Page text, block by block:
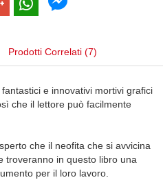
Prodotti Correlati (7)
e innovativi mortivi grafici
che il lettore può facilmente
che il neofita che si avvicina
troveranno in questo libro una
per il loro lavoro.